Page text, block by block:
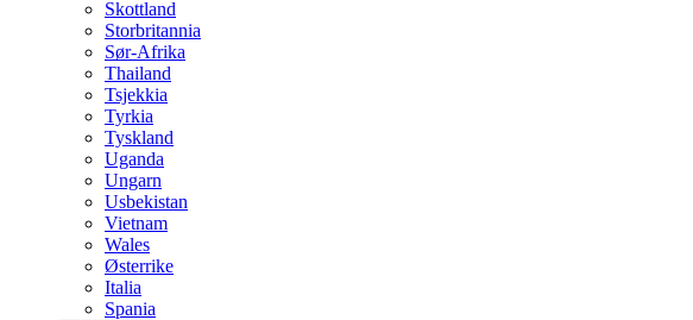
Skottland
Storbritannia
Sør-Afrika
Thailand
Tsjekkia
Tyrkia
Tyskland
Uganda
Ungarn
Usbekistan
Vietnam
Wales
Østerrike
Italia
Spania